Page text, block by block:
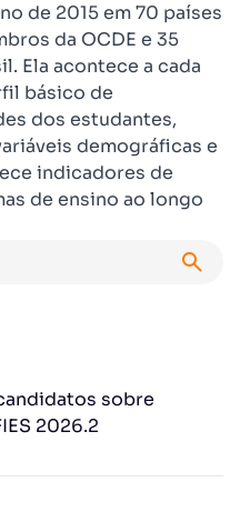
de 2015 em 70 países
da OCDE e 35
Ela acontece a cada
básico de
dos estudantes,
demográficas e
indicadores de
de ensino ao longo
sobre
2026.2